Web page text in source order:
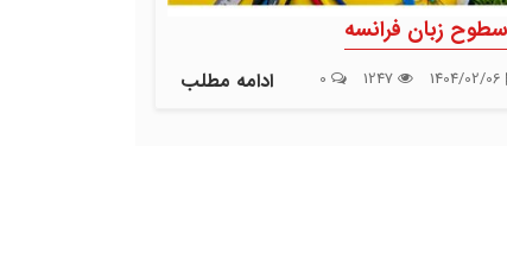
سطوح زبان فرانسه
ادامه مطلب